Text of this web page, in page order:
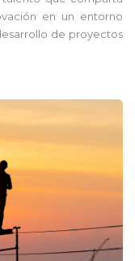
en un entorno
de proyectos